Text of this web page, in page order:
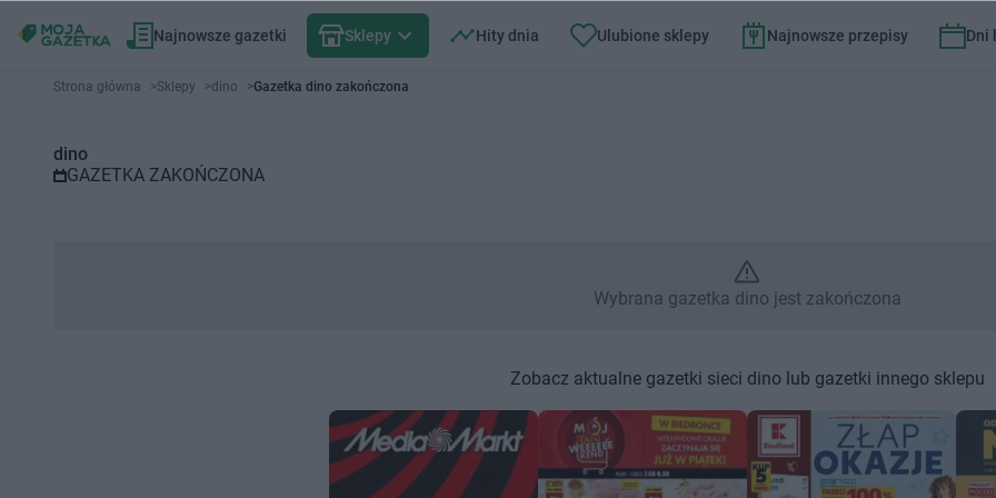
Najnowsze gazetki Sklepy Hity dnia Ulubione sklepy Najnowsze przepisy Dni
Gazetka promocyjna dino – Wybrana gazetka dino jest
Strona główna >Sklepy >dino >Gazetka dino zakończona
dino
GAZETKA ZAKOŃCZONA
Wybrana gazetka dino jest zakończona
Zobacz aktualne gazetki sieci dino lub gazetki innego sklepu